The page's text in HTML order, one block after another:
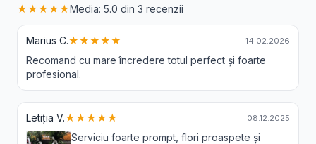
★★★★★Media: 5.0 din 3 recenzii
Marius C.★★★★★ 14.02.2026
Recomand cu mare încredere totul perfect și foarte
profesional.
Letiția V.★★★★★ 08.12.2025
Serviciu foarte prompt, flori proaspete și